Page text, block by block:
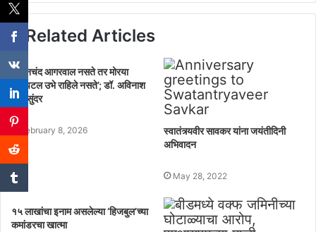
Related Articles
‘मामनचंद आगरवाल नसते तर मोरया
हॉस्पिटल उभे राहिले नसते’; डॉ. अविनाश
वाचासुंदर
February 8, 2026
स्वातंत्र्यवीर सावकर यांना जयंतीदिनी
अभिवादन
May 28, 2022
१५ लाखांचा इनाम असलेल्या ‘हिजबुल’च्या
कमांडरचा खात्मा